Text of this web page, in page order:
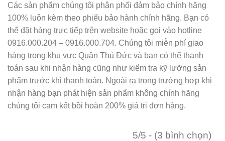
Các sản phẩm chúng tôi phân phối đảm bảo chính hãng
100% luôn kèm theo phiếu bảo hành chính hãng. Bạn có
thể đặt hàng trực tiếp trên website hoặc gọi vào hotline
0916.000.204 – 0916.000.704. Chúng tôi miễn phí giao
hàng trong khu vực Quận Thủ Đức và bạn có thể thanh
toán sau khi nhận hàng cũng như kiểm tra kỹ lưỡng sản
phẩm trước khi thanh toán. Ngoài ra trong trường hợp khi
nhận hàng bạn phát hiện sản phẩm không chính hãng
chúng tôi cam kết bồi hoàn 200% giá trị đơn hàng.
5/5 - (3 bình chọn)